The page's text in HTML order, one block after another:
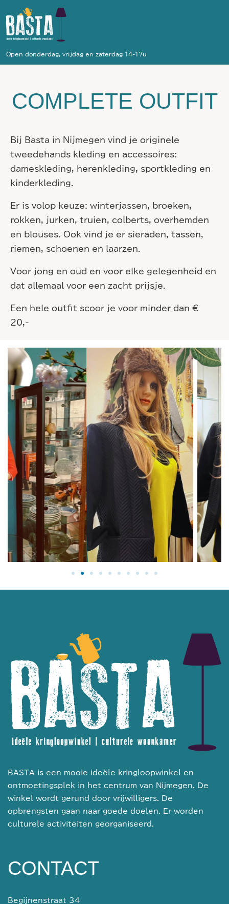
Open donderdag, vrijdag en zaterdag 14-17u
COMPLETE OUTFIT
Bij Basta in Nijmegen vind je originele
tweedehands kleding en accessoires:
dameskleding, herenkleding, sportkleding en
kinderkleding.
Er is volop keuze: winterjassen, broeken,
rokken, jurken, truien, colberts, overhemden
en blouses. Ook vind je er sieraden, tassen,
riemen, schoenen en laarzen.
Voor jong en oud en voor elke gelegenheid en
dat allemaal voor een zacht prijsje.
Een hele outfit scoor je voor minder dan €
20,-
BASTA is een mooie ideële kringloopwinkel en
ontmoetingsplek in het centrum van Nijmegen. De
winkel wordt gerund door vrijwilligers. De
opbrengsten gaan naar goede doelen. Er worden
culturele activiteiten georganiseerd.
CONTACT
Begijnenstraat 34